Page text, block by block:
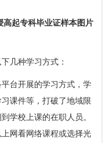
高起专科毕业证样本图片
几种学习方式：
台开展的学习方式，学
课件等，打破了地域限
学校上课的在职人员。
网看网络课程或选择光